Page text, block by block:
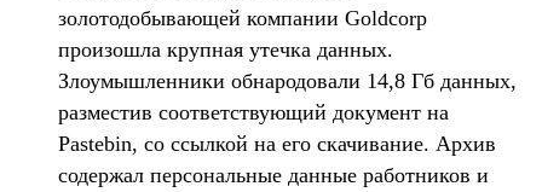
золотодобывающей компании Goldcorp
произошла крупная утечка данных.
Злоумышленники обнародовали 14,8 Гб данных,
разместив соответствующий документ на
Pastebin, со ссылкой на его скачивание. Архив
содержал персональные данные работников и